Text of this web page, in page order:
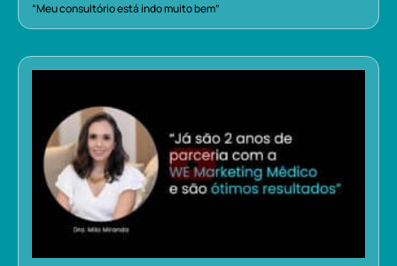
“Meu consultório está indo muito bem”